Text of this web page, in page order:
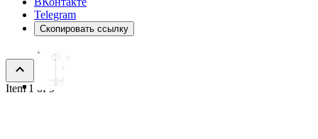
Telegram
Скопировать ссылку
Item 1 of 9